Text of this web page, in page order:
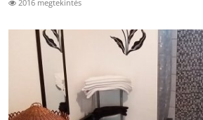
2016 megtekintés